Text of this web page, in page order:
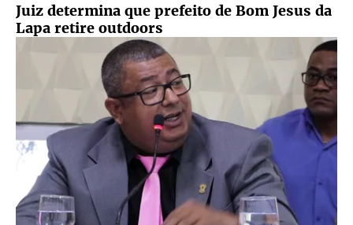
Juiz determina que prefeito de Bom Jesus da
Lapa retire outdoors